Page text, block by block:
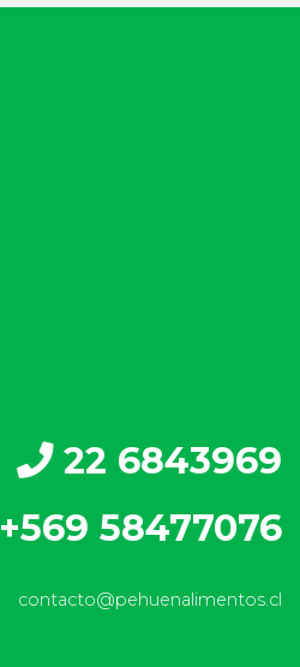
22 6843969
+569 58477076
contacto@pehuenalimentos.cl